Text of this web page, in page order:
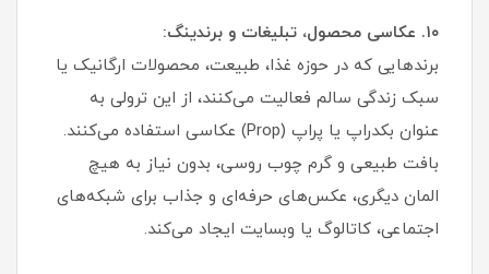
۱۰. عکاسی محصول، تبلیغات و برندینگ:
برندهایی که در حوزه غذا، طبیعت، محصولات ارگانیک یا
سبک زندگی سالم فعالیت می‌کنند، از این ترولی به
عنوان بکدراپ یا پراپ (Prop) عکاسی استفاده می‌کنند.
بافت طبیعی و گرم چوب روسی، بدون نیاز به هیچ
المان دیگری، عکس‌های حرفه‌ای و جذاب برای شبکه‌های
اجتماعی، کاتالوگ یا وبسایت ایجاد می‌کند.